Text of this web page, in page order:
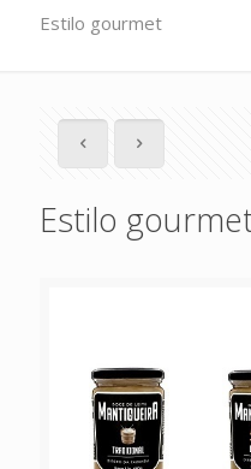
Estilo gourmet
Estilo